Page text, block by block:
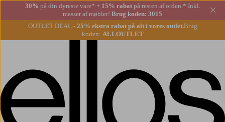
30% på din dyreste vare* + 15% rabatpå resten af orden.* Inkl.
masser af møbler! Brug koden: 3015
OUTLET DEAL - 25% ekstra rabat på alt i vores outlet.Brug
koden: ALLOUTLET